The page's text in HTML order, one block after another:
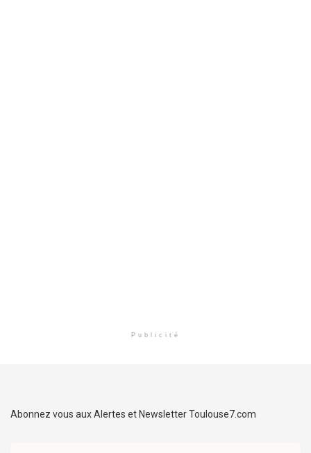
Publicité
Abonnez vous aux Alertes et Newsletter Toulouse7.com